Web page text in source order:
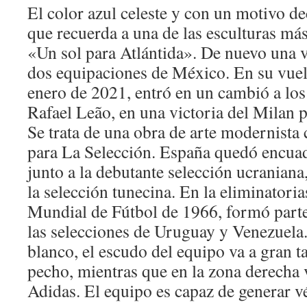
El color azul celeste y con un motivo
que recuerda a una de las esculturas
«Un sol para Atlántida». De nuevo una
dos equipaciones de México. En su
enero de 2021, entró en un cambió a
Rafael Leão, en una victoria del Milan
Se trata de una obra de arte
para La Selección. España quedó
junto a la debutante selección
la selección tunecina. En la
Mundial de Fútbol de 1966, formó
las selecciones de Uruguay y
blanco, el escudo del equipo va a gran
pecho, mientras que en la zona
Adidas. El equipo es capaz de generar